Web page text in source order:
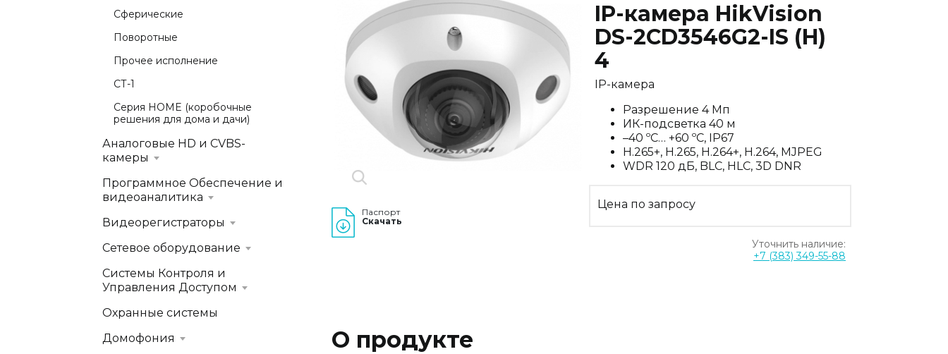
Паспорт
Скачать
IP-камера HikVision
DS-2CD3546G2-IS (H)
4
IP-камера
Разрешение 4 Мп
ИК-подсветка 40 м
–40 ºC… +60 ºC, IP67
H.265+, H.265, H.264+, H.264, MJPEG
WDR 120 дБ, BLC, HLC, 3D DNR
Цена по запросу
Уточнить наличие:
+7 (383) 349-55-88
О продукте
Сферические
Поворотные
Прочее исполнение
СТ-1
Серия HOME (коробочные
решения для дома и дачи)
Аналоговые HD и CVBS-
камеры
Программное Обеспечение и
видеоаналитика
Видеорегистраторы
Сетевое оборудование
Системы Контроля и
Управления Доступом
Охранные системы
Домофония